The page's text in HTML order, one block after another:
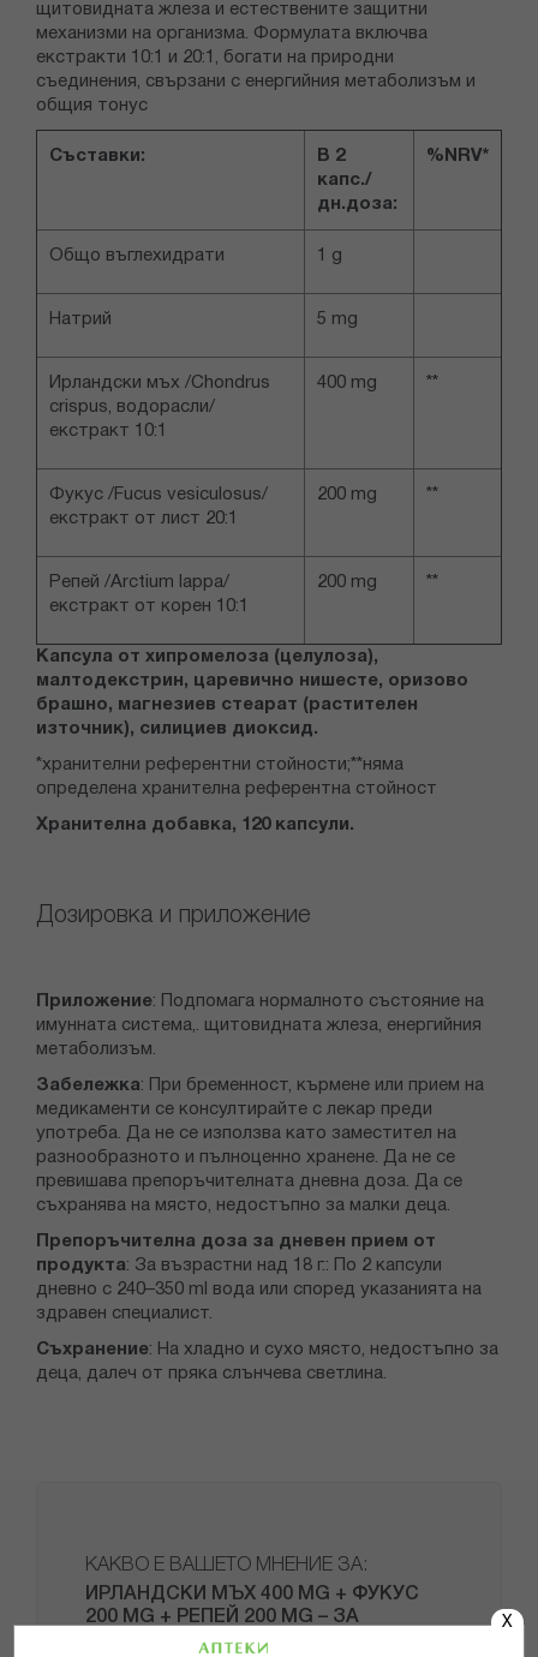
X
щитовидната жлеза и естествените защитни
механизми на организма. Формулата включва
екстракти 10:1 и 20:1, богати на природни
съединения, свързани с енергийния метаболизъм и
общия тонус
Съставки:
В 2
капс./
дн.доза:
%NRV*
Общо въглехидрати 1 g
Натрий 5 mg
Ирландски мъх /Chondrus
crispus, водорасли/
екстракт 10:1
400 mg **
Фукус /Fucus vesiculosus/
екстракт от лист 20:1
200 mg **
Репей /Arctium lappa/
екстракт от корен 10:1
200 mg **
Капсула от хипромелоза (целулоза),
малтодекстрин, царевично нишесте, оризово
брашно, магнезиев стеарат (растителен
източник), силициев диоксид.
*хранителни референтни стойности;**няма
определена хранителна референтна стойност
Хранителна добавка, 120 капсули.
Дозировка и приложение
Приложение: Подпомага нормалното състояние на
имунната система,. щитовидната жлеза, енергийния
метаболизъм.
Забележка: При бременност, кърмене или прием на
медикаменти се консултирайте с лекар преди
употреба. Да не се използва като заместител на
разнообразното и пълноценно хранене. Да не се
превишава препоръчителната дневна доза. Да се
съхранява на място, недостъпно за малки деца.
Препоръчителна доза за дневен прием от
продукта: За възрастни над 18 г.: По 2 капсули
дневно с 240–350 ml вода или според указанията на
здравен специалист.
Съхранение: На хладно и сухо място, недостъпно за
деца, далеч от пряка слънчева светлина.
КАКВО Е ВАШЕТО МНЕНИЕ ЗА:
ИРЛАНДСКИ МЪХ 400 MG + ФУКУС
200 MG + РЕПЕЙ 200 MG – ЗА
ЩИТОВИДНАТА ЖЛЕЗА И ИМУНИТЕТ,